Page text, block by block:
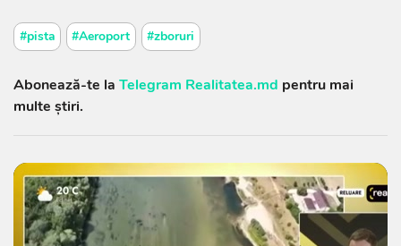
#pista #Aeroport #zboruri
Abonează-te la Telegram Realitatea.md pentru mai
multe știri.